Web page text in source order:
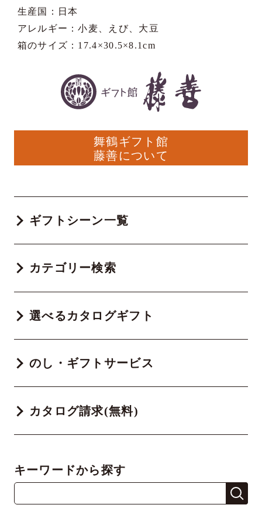
生産国：日本
アレルギー：小麦、えび、大豆
箱のサイズ：17.4×30.5×8.1cm
舞鶴ギフト館
藤善について
ギフトシーン一覧
カテゴリー検索
選べるカタログギフト
のし・ギフトサービス
カタログ請求(無料)
キーワードから探す